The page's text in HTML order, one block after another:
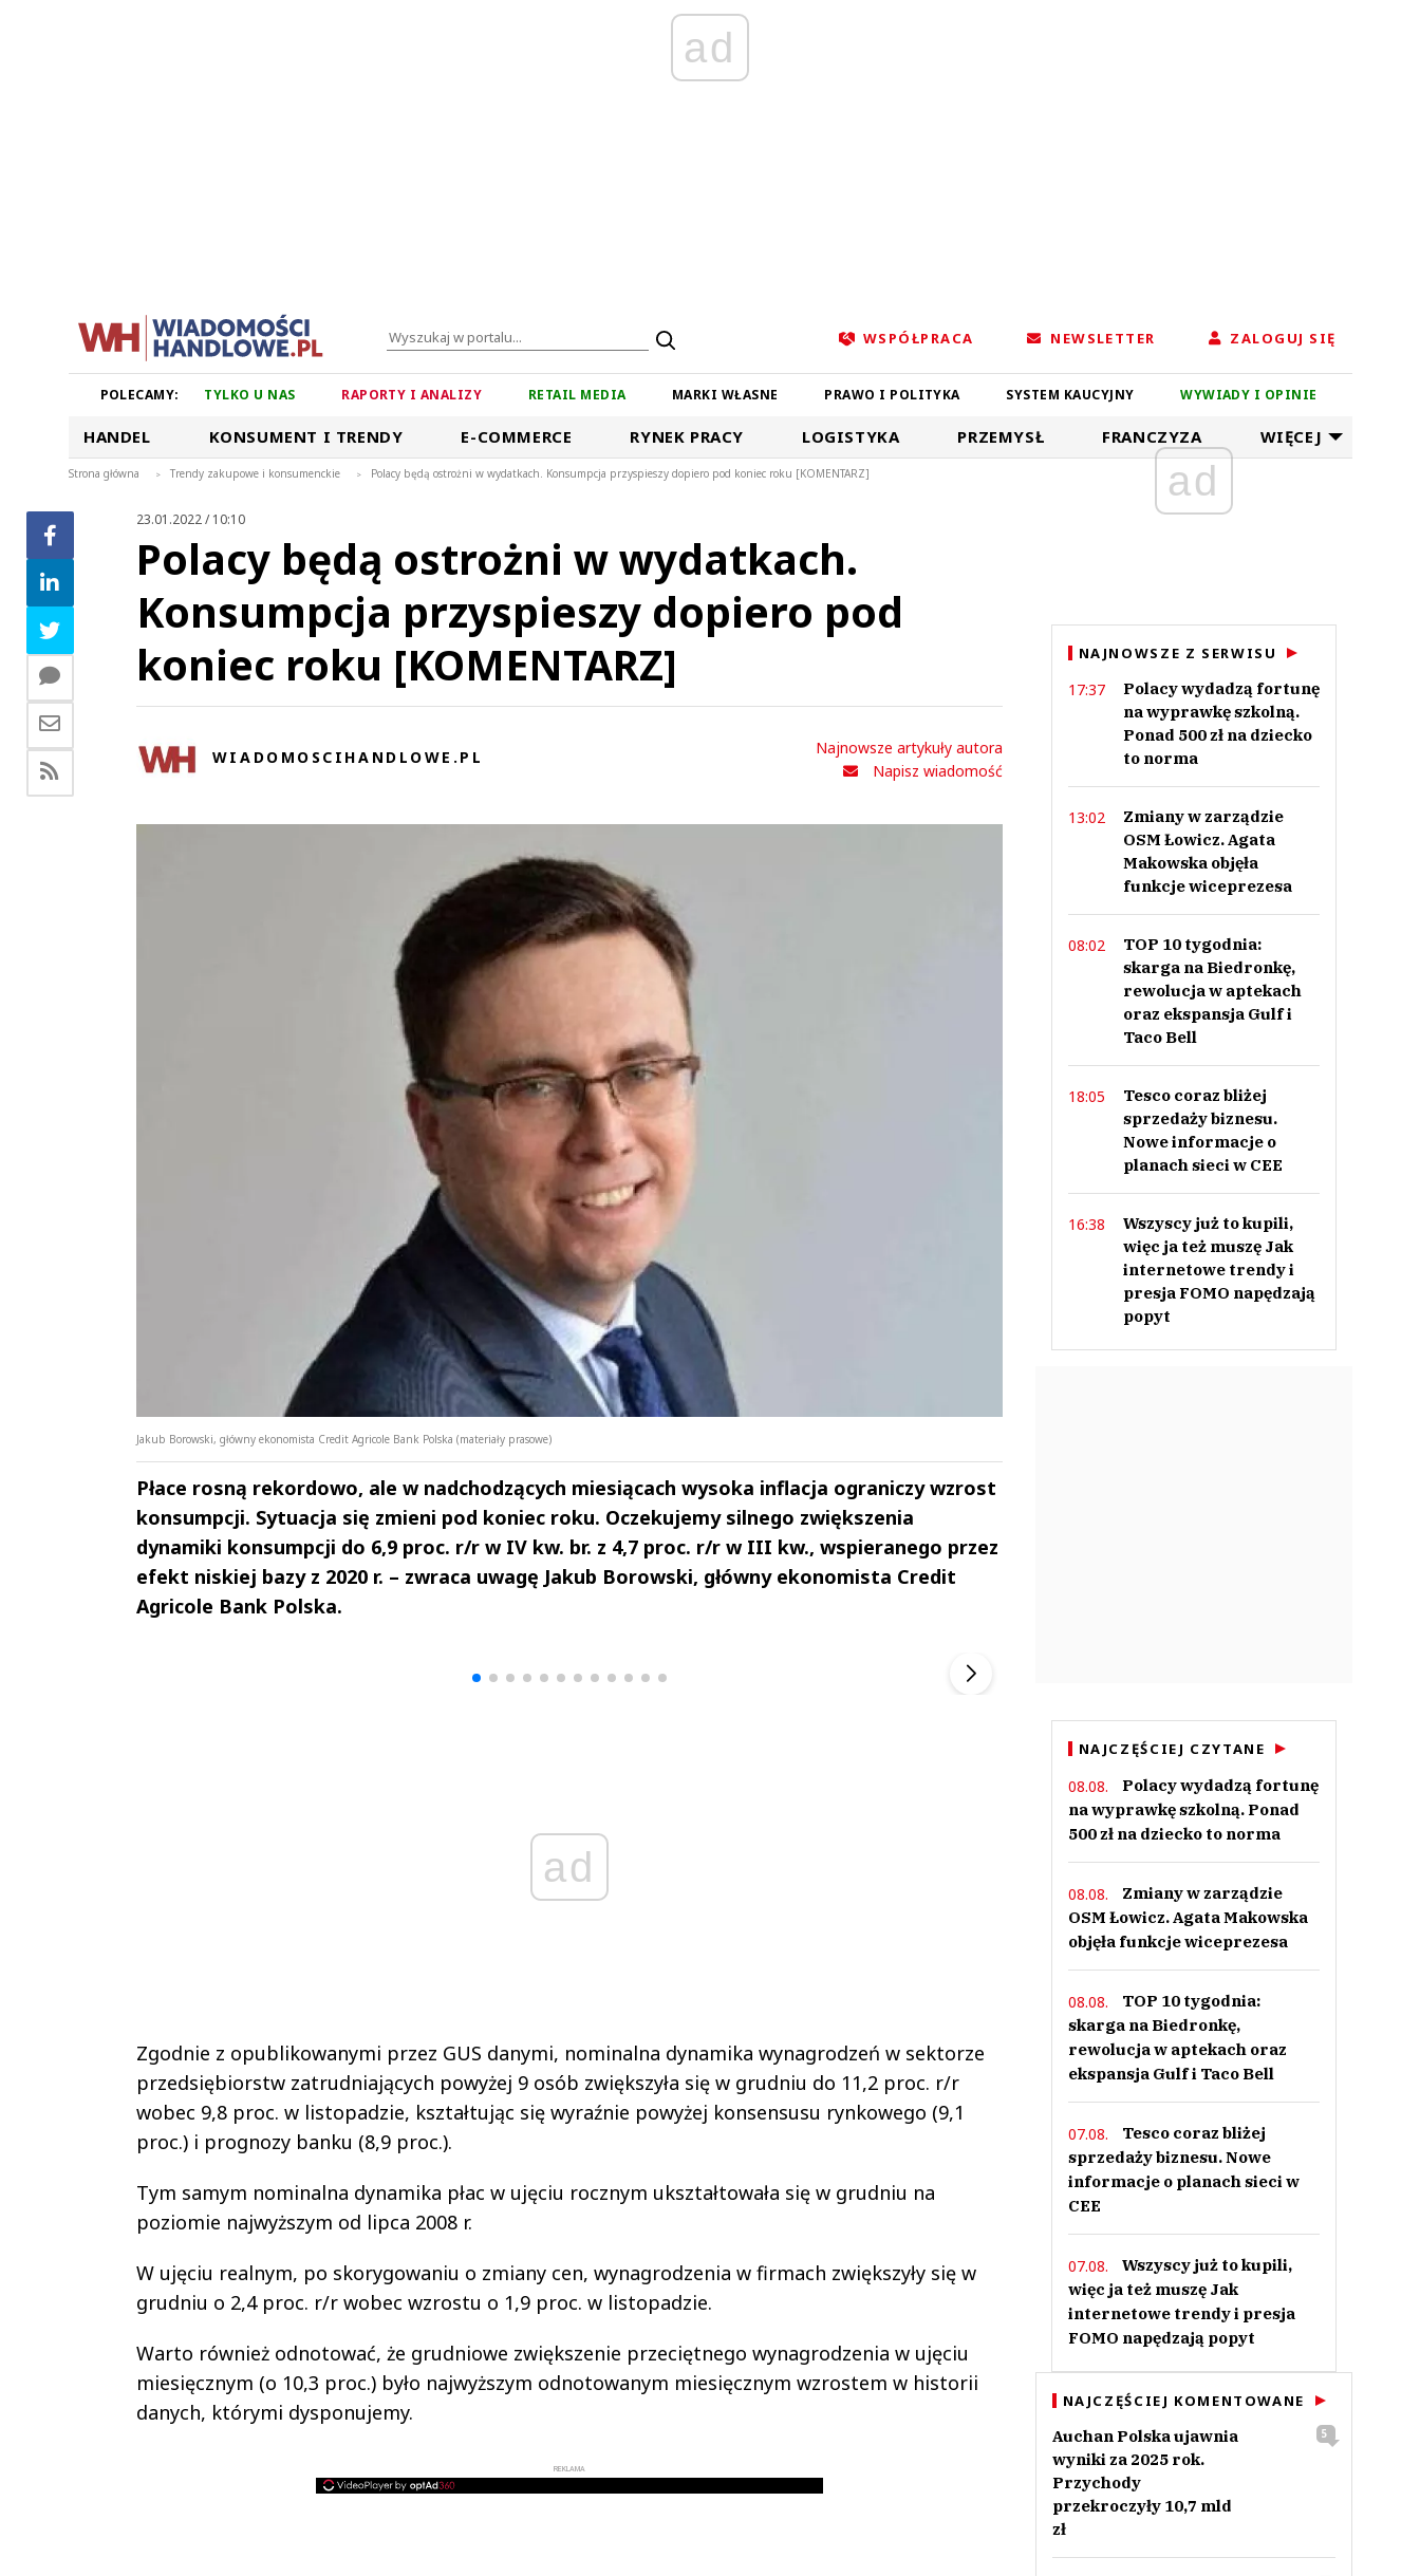
ad
WSPÓŁPRACA NEWSLETTER ZALOGUJ SIĘ
POLECAMY: TYLKO U NAS RAPORTY I ANALIZY RETAIL MEDIA MARKI WŁASNE PRAWO I POLITYKA SYSTEM KAUCYJNY WYWIADY I OPINIE
HANDEL KONSUMENT I TRENDY E-COMMERCE RYNEK PRACY LOGISTYKA PRZEMYSŁ FRANCZYZA WIĘCEJ
Strona główna > Trendy zakupowe i konsumenckie > Polacy będą ostrożni w wydatkach. Konsumpcja przyspieszy dopiero pod koniec roku [KOMENTARZ]
23.01.2022 / 10:10
Polacy będą ostrożni w wydatkach.
Konsumpcja przyspieszy dopiero pod
koniec roku [KOMENTARZ]
WIADOMOSCIHANDLOWE.PL
Najnowsze artykuły autora
Napisz wiadomość
Jakub Borowski, główny ekonomista Credit Agricole Bank Polska (materiały prasowe)
Płace rosną rekordowo, ale w nadchodzących miesiącach wysoka inflacja ograniczy wzrost
konsumpcji. Sytuacja się zmieni pod koniec roku. Oczekujemy silnego zwiększenia
dynamiki konsumpcji do 6,9 proc. r/r w IV kw. br. z 4,7 proc. r/r w III kw., wspieranego przez
efekt niskiej bazy z 2020 r. – zwraca uwagę Jakub Borowski, główny ekonomista Credit
Agricole Bank Polska.
ad
Zgodnie z opublikowanymi przez GUS danymi, nominalna dynamika wynagrodzeń w sektorze
przedsiębiorstw zatrudniających powyżej 9 osób zwiększyła się w grudniu do 11,2 proc. r/r
wobec 9,8 proc. w listopadzie, kształtując się wyraźnie powyżej konsensusu rynkowego (9,1
proc.) i prognozy banku (8,9 proc.).
Tym samym nominalna dynamika płac w ujęciu rocznym ukształtowała się w grudniu na
poziomie najwyższym od lipca 2008 r.
W ujęciu realnym, po skorygowaniu o zmiany cen, wynagrodzenia w firmach zwiększyły się w
grudniu o 2,4 proc. r/r wobec wzrostu o 1,9 proc. w listopadzie.
Warto również odnotować, że grudniowe zwiększenie przeciętnego wynagrodzenia w ujęciu
miesięcznym (o 10,3 proc.) było najwyższym odnotowanym miesięcznym wzrostem w historii
danych, którymi dysponujemy.
REKLAMA
Andrzej i Marta
ad
NAJNOWSZE Z SERWISU
17:37
Polacy wydadzą fortunę
na wyprawkę szkolną.
Ponad 500 zł na dziecko
to norma
13:02
Zmiany w zarządzie
OSM Łowicz. Agata
Makowska objęła
funkcje wiceprezesa
08:02
TOP 10 tygodnia:
skarga na Biedronkę,
rewolucja w aptekach
oraz ekspansja Gulf i
Taco Bell
18:05
Tesco coraz bliżej
sprzedaży biznesu.
Nowe informacje o
planach sieci w CEE
16:38
Wszyscy już to kupili,
więc ja też muszę Jak
internetowe trendy i
presja FOMO napędzają
popyt
NAJCZĘŚCIEJ CZYTANE
08.08.
Polacy wydadzą fortunę
na wyprawkę szkolną. Ponad
500 zł na dziecko to norma
08.08.
Zmiany w zarządzie
OSM Łowicz. Agata Makowska
objęła funkcje wiceprezesa
08.08.
TOP 10 tygodnia:
skarga na Biedronkę,
rewolucja w aptekach oraz
ekspansja Gulf i Taco Bell
07.08.
Tesco coraz bliżej
sprzedaży biznesu. Nowe
informacje o planach sieci w
CEE
07.08.
Wszyscy już to kupili,
więc ja też muszę Jak
internetowe trendy i presja
FOMO napędzają popyt
NAJCZĘŚCIEJ KOMENTOWANE
Auchan Polska ujawnia
wyniki za 2025 rok.
Przychody
przekroczyły 10,7 mld
zł
5